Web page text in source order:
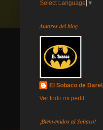
Select Language ▼
Autores del blog
El Sobaco de Darel
Ver todo mi perfil
¡Bienvenidos al Sobaco!